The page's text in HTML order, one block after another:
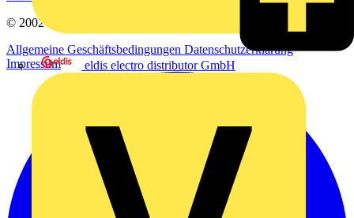
eldis electro distributor GmbH
© 2002-
Allgemeine Geschäftsbedingungen Datenschutzerklärung
Impressum